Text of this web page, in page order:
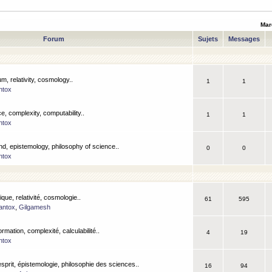
Forum Sujets Messages
relativity, cosmology..
1 1
complexity, computability..
1 1
epistemology, philosophy of science..
0 0
relativité, cosmologie..
Gilgamesh
61 595
complexité, calculabilité..
4 19
épistemologie, philosophie des sciences..
16 94